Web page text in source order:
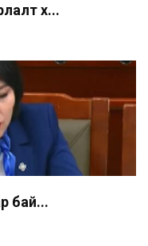
х...
бай...